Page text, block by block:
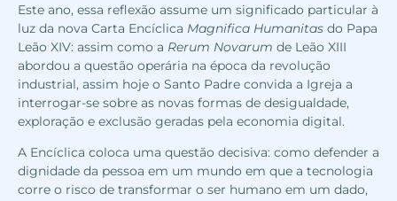
Este ano, essa reflexão assume um significado particular à
luz da nova Carta Encíclica Magnifica Humanitas do Papa
Leão XIV: assim como a Rerum Novarum de Leão XIII
abordou a questão operária na época da revolução
industrial, assim hoje o Santo Padre convida a Igreja a
interrogar-se sobre as novas formas de desigualdade,
exploração e exclusão geradas pela economia digital.
A Encíclica coloca uma questão decisiva: como defender a
dignidade da pessoa em um mundo em que a tecnologia
corre o risco de transformar o ser humano em um dado,